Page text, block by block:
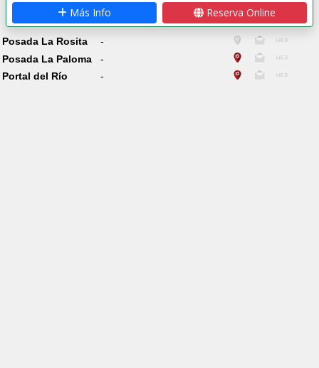
Más Info Reserva Online
Posada La Rosita
-
Posada La Paloma
-
Portal del Río
-